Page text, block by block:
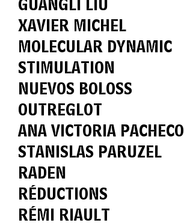
GUANGLI LIU
XAVIER MICHEL
MOLECULAR DYNAMIC
STIMULATION
NUEVOS BOLOSS
OUTREGLOT
ANA VICTORIA PACHECO
STANISLAS PARUZEL
RADEN
RÉDUCTIONS
RÉMI RIAULT